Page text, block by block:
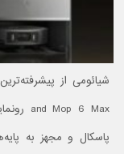
پاسکال و مجهز به